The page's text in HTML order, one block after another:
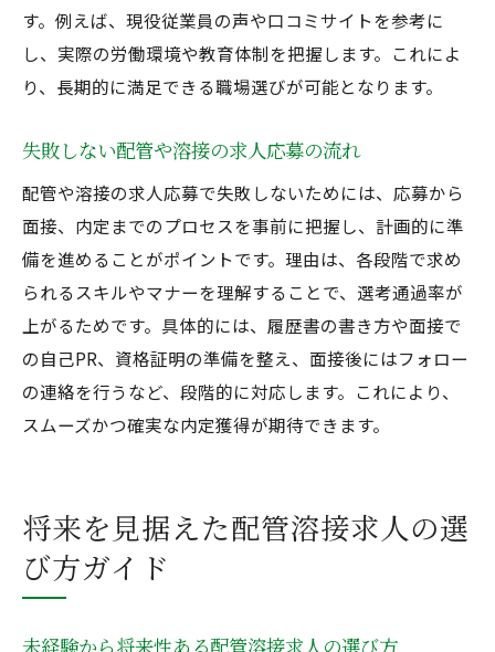
す。例えば、現役従業員の声や口コミサイトを参考に
し、実際の労働環境や教育体制を把握します。これによ
り、長期的に満足できる職場選びが可能となります。
失敗しない配管や溶接の求人応募の流れ
配管や溶接の求人応募で失敗しないためには、応募から
面接、内定までのプロセスを事前に把握し、計画的に準
備を進めることがポイントです。理由は、各段階で求め
られるスキルやマナーを理解することで、選考通過率が
上がるためです。具体的には、履歴書の書き方や面接で
の自己PR、資格証明の準備を整え、面接後にはフォロー
の連絡を行うなど、段階的に対応します。これにより、
スムーズかつ確実な内定獲得が期待できます。
将来を見据えた配管溶接求人の選
び方ガイド
未経験から将来性ある配管溶接求人の選び方